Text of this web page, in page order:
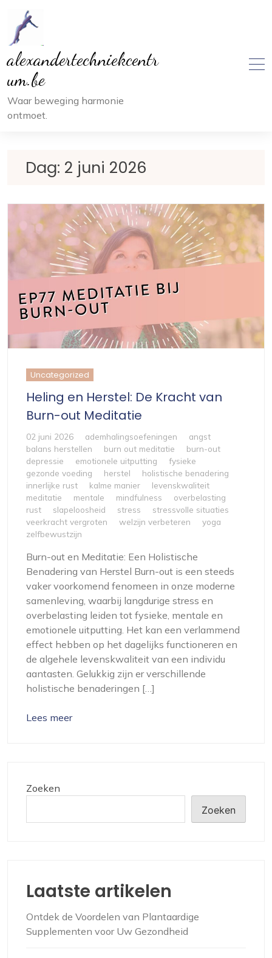
inhoud
alexandertechniekcentr
um.be
Waar beweging harmonie
ontmoet.
Dag: 2 juni 2026
Uncategorized
Heling en Herstel: De Kracht van
Burn-out Meditatie
02 juni 2026 ademhalingsoefeningen
angst
balans herstellen
burn out meditatie
burn-out
depressie
emotionele uitputting
fysieke
gezonde voeding
herstel
holistische benadering
innerlijke rust
kalme manier
levenskwaliteit
meditatie
mentale mindfulness
overbelasting
rust
slapeloosheid stress
stressvolle situaties
veerkracht vergroten
welzijn verbeteren
yoga
zelfbewustzijn
Burn-out en Meditatie: Een Holistische
Benadering van Herstel Burn-out is een steeds
vaker voorkomend fenomeen in onze moderne
samenleving, waarbij langdurige stress en
overbelasting leiden tot fysieke, mentale en
emotionele uitputting. Het kan een verlammend
effect hebben op het dagelijks functioneren en
de algehele levenskwaliteit van een individu
aantasten. Gelukkig zijn er verschillende
holistische benaderingen […]
Lees meer
Zoeken
Zoeken
Laatste artikelen
Ontdek de Voordelen van Plantaardige
Supplementen voor Uw Gezondheid